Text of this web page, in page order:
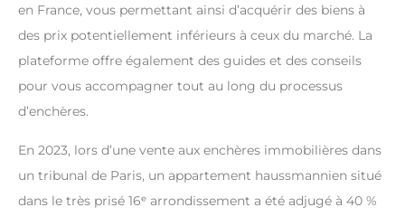
en France, vous permettant ainsi d’acquérir des biens à
des prix potentiellement inférieurs à ceux du marché. La
plateforme offre également des guides et des conseils
pour vous accompagner tout au long du processus
d’enchères.
En 2023, lors d’une vente aux enchères immobilières dans
un tribunal de Paris, un appartement haussmannien situé
dans le très prisé 16ᵉ arrondissement a été adjugé à 40 %